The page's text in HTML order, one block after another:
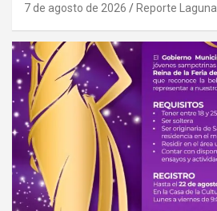
7 de agosto de 2026 Reporte Laguna